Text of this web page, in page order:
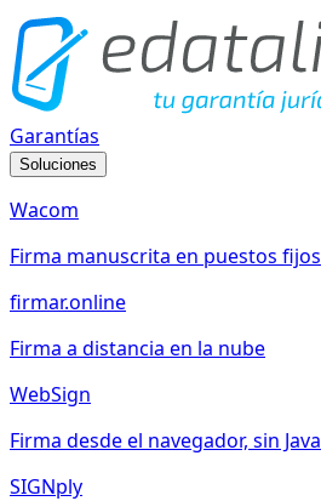
Garantías
Soluciones
Wacom
Firma manuscrita en puestos fijos
firmar.online
Firma a distancia en la nube
WebSign
Firma desde el navegador, sin Java
SIGNply